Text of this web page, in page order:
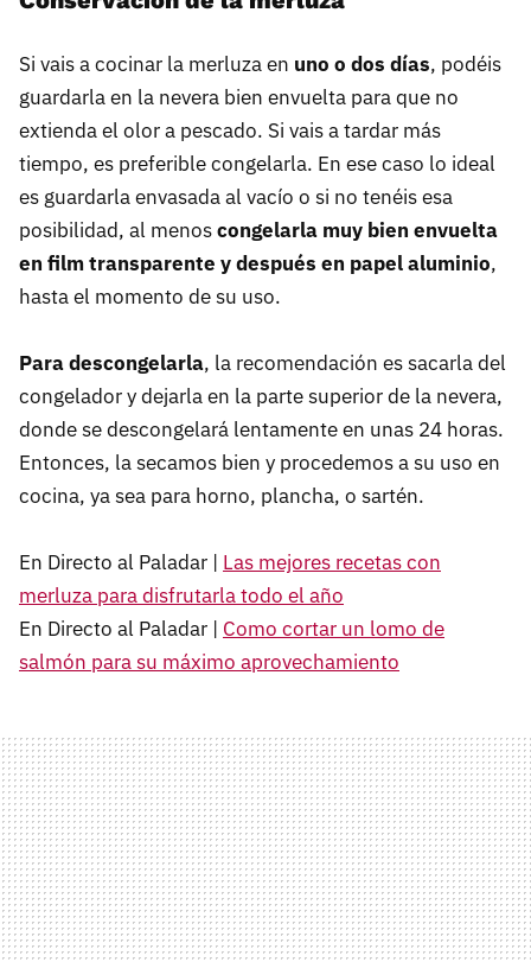
Si vais a cocinar la merluza en uno o dos días, podéis
guardarla en la nevera bien envuelta para que no
extienda el olor a pescado. Si vais a tardar más
tiempo, es preferible congelarla. En ese caso lo ideal
es guardarla envasada al vacío o si no tenéis esa
posibilidad, al menoscongelarla muy bien envuelta
en film transparente y después en papel aluminio,
hasta el momento de su uso.
Para descongelarla, la recomendación es sacarla del
congelador y dejarla en la parte superior de la nevera,
donde se descongelará lentamente en unas 24 horas.
Entonces, la secamos bien y procedemos a su uso en
cocina, ya sea para horno, plancha, o sartén.
En Directo al Paladar | Las mejores recetas con
merluza para disfrutarla todo el año
En Directo al Paladar | Como cortar un lomo de
salmón para su máximo aprovechamiento